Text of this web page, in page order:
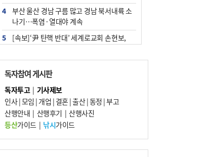
4
부산 울산 경남 구름 많고 경남 북서내륙 소
나기…폭염·열대야 계속
5
[속보]‘尹 탄핵 반대’ 세계로교회 손현보,
군사기밀 유출자 색출 지시
7
부산 주유소 휘발유 평균가 ℓ당 1849원…
전주보다 3원 ↓
8
[속보] ‘심판 성접대’ 논란 축구협회 공식 사
과…“현재는 부적절 행위 없어”
독자참여 게시판
독자투고| 기사제보
인사|모임 | 개업 | 결혼|출산|동정 |부고
산행안내 | 산행후기 | 산행사진
등산가이드| 낚시가이드